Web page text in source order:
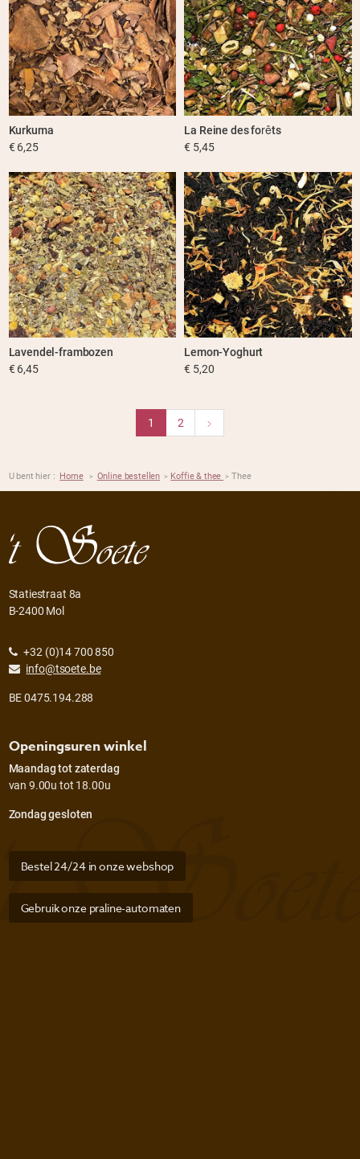
Kurkuma
€ 6,25
La Reine des forêts
€ 5,45
Lavendel-frambozen
€ 6,45
Lemon-Yoghurt
€ 5,20
1 2
U bent hier : Home > Online bestellen > Koffie & thee > Thee
Statiestraat 8a
B-2400 Mol
+32 (0)14 700 850
info@tsoete.be
BE 0475.194.288
Openingsuren winkel
Maandag tot zaterdag
van 9.00u tot 18.00u
Zondag gesloten
Bestel 24/24 in onze webshop
Gebruik onze praline-automaten